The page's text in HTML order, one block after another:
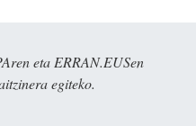
eta ERRAN.EUSen
egiteko.